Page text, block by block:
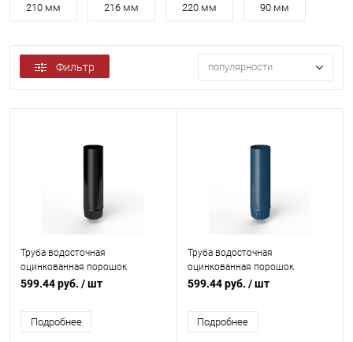
210 мм 216 мм 220 мм 90 мм
Фильтр популярности
Труба водосточная
оцинкованная порошок
ф125х1250мм RAL 9005
599.44 руб. / шт
Подробнее
Труба водосточная
оцинкованная порошок
ф125х1250мм RAL 5001
599.44 руб. / шт
Подробнее